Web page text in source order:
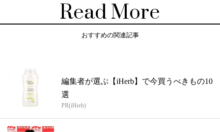
Read More
おすすめの関連記事
編集者が選ぶ【iHerb】で今買うべきもの10
選
PR(iHerb)